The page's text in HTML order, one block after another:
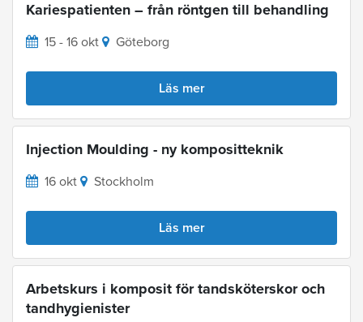
Kariespatienten – från röntgen till behandling
15 - 16 okt Göteborg
Läs mer
Injection Moulding - ny kompositteknik
16 okt Stockholm
Läs mer
Arbetskurs i komposit för tandsköterskor och
tandhygienister